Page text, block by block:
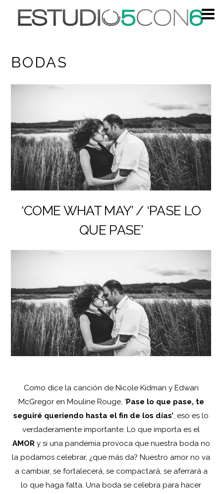
BODAS
‘COME WHAT MAY’ / ‘PASE LO
QUE PASE’
Como dice la canción de Nicole Kidman y Edwan
McGregor en Mouline Rouge, ‘Pase lo que pase, te
seguiré queriendo hasta el fin de los días’, eso es lo
verdaderamente importante. Lo que importa es el
AMORy si una pandemia provoca que nuestra boda no
la podamos celebrar, ¿que más da? Nuestro amor no va
a cambiar, se fortalecerá, se compactará, se aferrará a
lo que haga falta. Una boda se celebra para hacer